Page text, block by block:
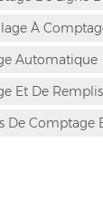
détail la ligne
À
Automatique
Et De
De Comptage